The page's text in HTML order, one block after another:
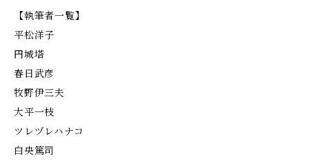
【執筆者一覧】
平松洋子
円城塔
春日武彦
牧野伊三夫
大平一枝
ツレヅレハナコ
白央篤司